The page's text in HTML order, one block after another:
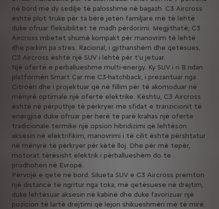
në bord me dy sedilje të palosshme në bagazh. C3 Aircross
është plot truke për ta bërë jetën familjare më të lehtë
duke ofruar fleksibilitet të madh përdorimi. Megjithatë, C3
Aircross mbetet shumë kompakt për manovrim të lehtë
dhe parkim pa stres. Racional, i gjithanshëm dhe qetësues,
C3 Aircross është një SUV i lehtë për t'u jetuar.
Një ofertë e perballueshme multi-energy. Ky SUV i ri B ndan
platformën Smart Car me C3-hatchback, i prezantuar nga
Citroën dhe i projektuar që në fillim për të akomoduar në
mënyrë optimale një ofertë elektrike. Kështu, C3 Aircross
është në përputhje të përkryer me sfidat e tranzicionit të
energjisë duke ofruar për herë të parë krahas një oferte
tradicionale termike një opsion hibridizimi që lehtëson
aksesin në elektrifikim, manovrimi i të cilit është përshtatur
në mënyrë të përkryer për këtë lloj. Dhe për më tepër,
motorat tërësisht elektrik i përballueshëm do te
prodhohen në Evropë.
Përvojë e qetë në bord. Silueta SUV e C3 Aircross premton
një distancë të ngritur nga toka, më qetësuese në drejtim,
duke lehtësuar aksesin në kabinë dhe duke favorizuar një
pozicion të lartë drejtimi që lejon shikueshmëri më të mirë.